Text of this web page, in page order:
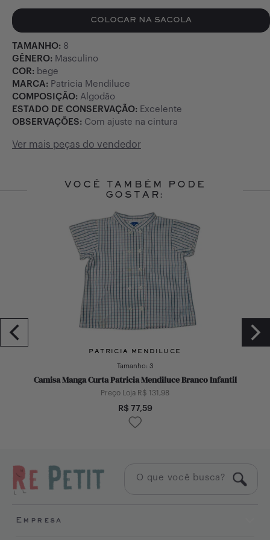
COLOCAR NA SACOLA
TAMANHO: 8
GÊNERO: Masculino
COR: bege
MARCA: Patricia Mendiluce
COMPOSIÇÃO: Algodão
ESTADO DE CONSERVAÇÃO: Excelente
OBSERVAÇÕES: Com ajuste na cintura
Ver mais peças do vendedor
VOCÊ TAMBÉM PODE
GOSTAR:
PATRICIA MENDILUCE
Tamanho: 3
Camisa Manga Curta Patricia Mendiluce Branco Infantil
Preço Loja R$ 131,98
R$ 77,59
Empresa